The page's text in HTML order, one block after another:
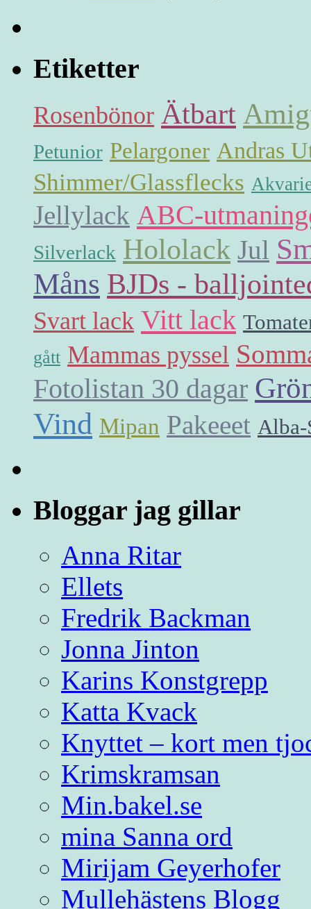
Etiketter
Rosenbönor Ätbart
Petunior Pelargoner Andras
Shimmer/Glassflecks
Jellylack ABC-
Silverlack Hololack Jul
Måns BJDs -
Svart lack Vitt lack
gått Mammas pyssel
Fotolistan 30 dagar
Vind Mipan Pakeeet Alba-
Bloggar jag gillar
Anna Ritar
Ellets
Fredrik Backman
Jonna Jinton
Karins Konstgrepp
Katta Kvack
Knyttet – kort men
Krimskramsan
Min.bakel.se
mina Sanna ord
Mirijam Geyerhofer
Mullehästens Blogg